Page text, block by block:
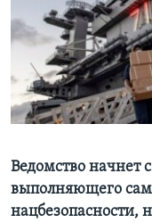
Learning English
СОЦИАЛЬНЫЕ СЕТИ
Языки
Ведомство начнет
выполняющего
нацбезопасности,